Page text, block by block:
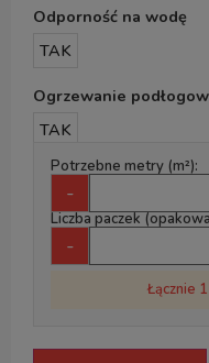
Odporność na wodę
TAK
Ogrzewanie
TAK
Potrzebne metry (m²):
-
Liczba paczek
-
Łącznie